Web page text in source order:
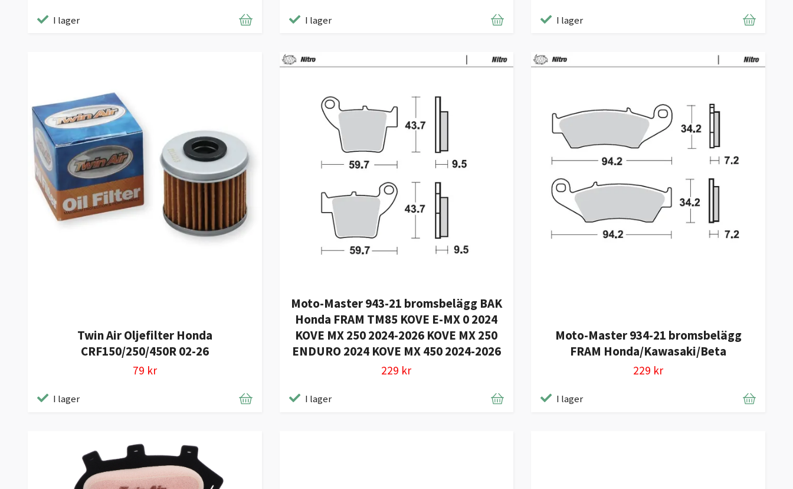
I lager I lager I lager
Twin Air Oljefilter Honda
CRF150/250/450R 02-26
79 kr
I lager
Moto-Master 943-21 bromsbelägg BAK
Honda FRAM TM85 KOVE E-MX 0 2024
KOVE MX 250 2024-2026 KOVE MX 250
ENDURO 2024 KOVE MX 450 2024-2026
229 kr
I lager
Moto-Master 934-21 bromsbelägg
FRAM Honda/Kawasaki/Beta
229 kr
I lager